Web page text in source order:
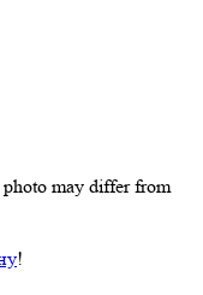
may differ from
!